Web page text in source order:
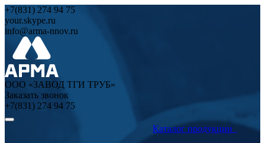
+7(831) 274 94 75
your.skype.ru
info@arma-nnov.ru
ООО «ЗАВОД ТГИ ТРУБ»
Заказать звонок
+7(831) 274 94 75
Каталог продукции